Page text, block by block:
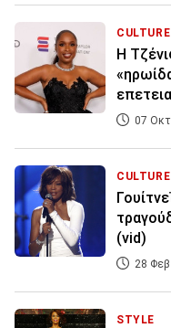
CULTURE
Η
07
CULTURE
(vid)
28
STYLE